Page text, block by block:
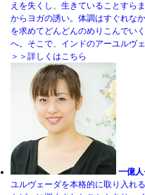
えを失くし、生きていることすら
からヨガの誘い。体調はすぐれな
を求めてどんどんのめりこんでい
へ。そこで、インドのアーユルヴ
＞＞詳しくはこちら
一億人
ユルヴェーダを本格的に取り入れ